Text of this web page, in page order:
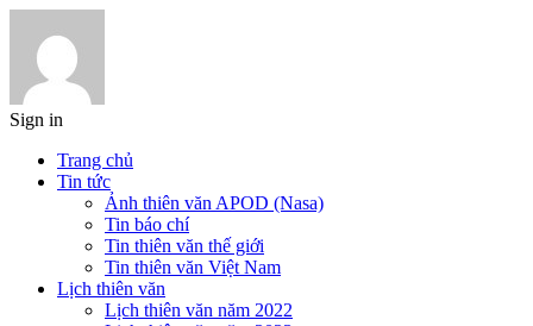
Sign in
Trang chủ
Tin tức
Ảnh thiên văn APOD (Nasa)
Tin báo chí
Tin thiên văn thế giới
Tin thiên văn Việt Nam
Lịch thiên văn
Lịch thiên văn năm 2022